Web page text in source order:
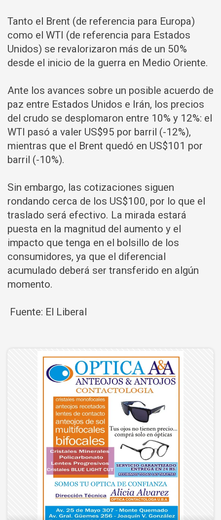
Tanto el Brent (de referencia para Europa)
como el WTI (de referencia para Estados
Unidos) se revalorizaron más de un 50%
desde el inicio de la guerra en Medio Oriente.
Ante los avances sobre un posible acuerdo de
paz entre Estados Unidos e Irán, los precios
del crudo se desplomaron entre 10% y 12%: el
WTI pasó a valer US$95 por barril (-12%),
mientras que el Brent quedó en US$101 por
barril (-10%).
Sin embargo, las cotizaciones siguen
rondando cerca de los US$100, por lo que el
traslado será efectivo. La mirada estará
puesta en la magnitud del aumento y el
impacto que tenga en el bolsillo de los
consumidores, ya que el diferencial
acumulado deberá ser transferido en algún
momento.
Fuente: El Liberal